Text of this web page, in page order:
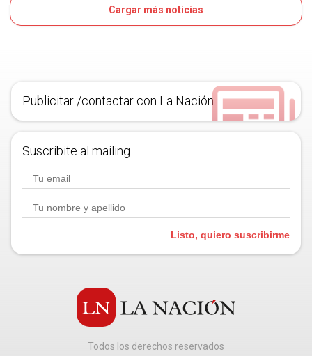
Cargar más noticias
Publicitar /contactar con La Nación
Suscribite al mailing.
Listo, quiero suscribirme
Todos los derechos reservados